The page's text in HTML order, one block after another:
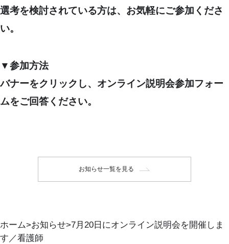
選考を検討されている方は、お気軽にご参加くださ
い。
▼参加方法
バナーをクリックし、オンライン説明会参加フォー
ムをご回答ください。
お知らせ一覧を見る
ホーム お知らせ 7月20日にオンライン説明会を開催しま
す／看護師